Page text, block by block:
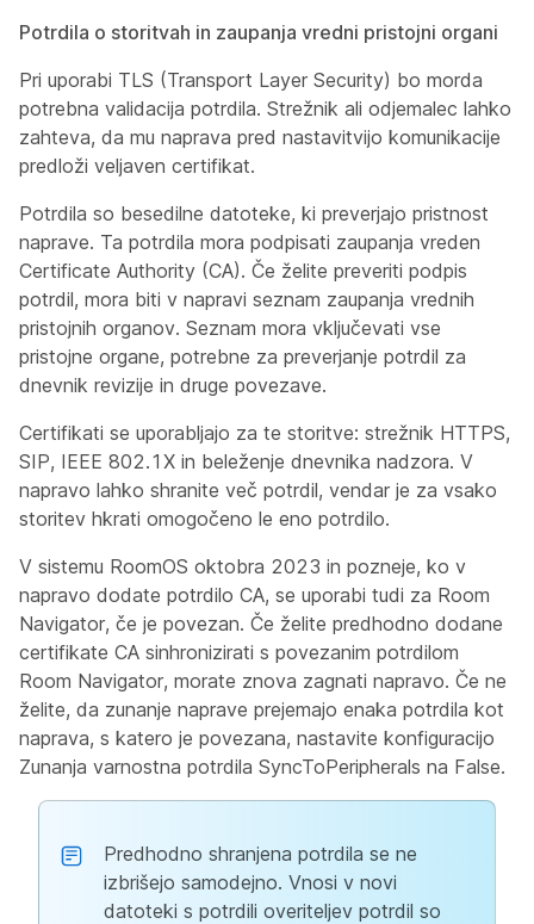
Potrdila o storitvah in zaupanja vredni pristojni organi
Pri uporabi TLS (Transport Layer Security) bo morda
potrebna validacija potrdila. Strežnik ali odjemalec lahko
zahteva, da mu naprava pred nastavitvijo komunikacije
predloži veljaven certifikat.
Potrdila so besedilne datoteke, ki preverjajo pristnost
naprave. Ta potrdila mora podpisati zaupanja vreden
Certificate Authority (CA). Če želite preveriti podpis
potrdil, mora biti v napravi seznam zaupanja vrednih
pristojnih organov. Seznam mora vključevati vse
pristojne organe, potrebne za preverjanje potrdil za
dnevnik revizije in druge povezave.
Certifikati se uporabljajo za te storitve: strežnik HTTPS,
SIP, IEEE 802.1X in beleženje dnevnika nadzora. V
napravo lahko shranite več potrdil, vendar je za vsako
storitev hkrati omogočeno le eno potrdilo.
V sistemu RoomOS oktobra 2023 in pozneje, ko v
napravo dodate potrdilo CA, se uporabi tudi za Room
Navigator, če je povezan. Če želite predhodno dodane
certifikate CA sinhronizirati s povezanim potrdilom
Room Navigator, morate znova zagnati napravo. Če ne
želite, da zunanje naprave prejemajo enaka potrdila kot
naprava, s katero je povezana, nastavite konfiguracijo
Zunanja varnostna potrdila SyncToPeripherals na False.
Predhodno shranjena potrdila se ne
izbrišejo samodejno. Vnosi v novi
datoteki s potrdili overiteljev potrdil so